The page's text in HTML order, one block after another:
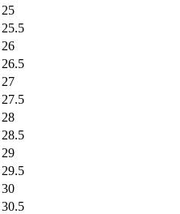
25
25.5
26
26.5
27
27.5
28
28.5
29
29.5
30
30.5